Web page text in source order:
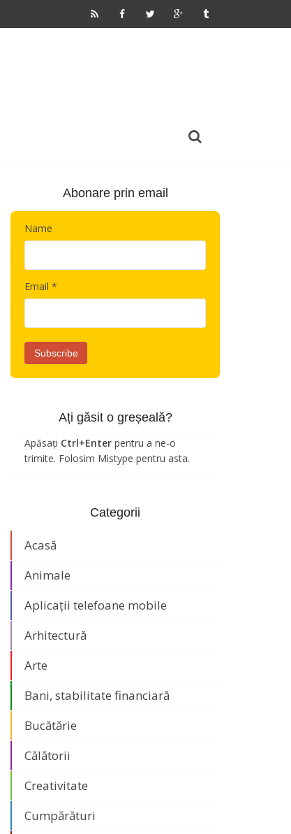
Abonare prin email
Name
Email *
Ați găsit o greșeală?
Apăsați Ctrl+Enter pentru a ne-o
trimite. Folosim Mistype pentru asta.
Categorii
Acasă
Animale
Aplicații telefoane mobile
Arhitectură
Arte
Bani, stabilitate financiară
Bucătărie
Călătorii
Creativitate
Cumpărături